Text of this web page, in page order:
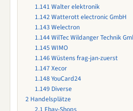
1.141 Walter elektronik
1.142 Watterott electronic GmbH
1.143 Welectron
1.144WilTec Wildanger Technik
1.145 WIMO
1.146Wüstens frag-jan-zuerst
1.147 Xecor
1.148 YouCard24
1.149 Diverse
2 Handelsplätze